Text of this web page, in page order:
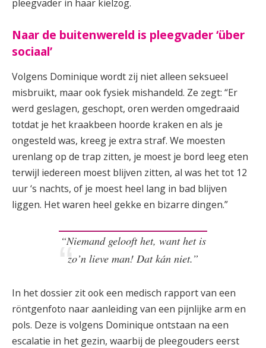
pleegvader in haar kielzog.
Naar de buitenwereld is pleegvader ‘über
sociaal’
Volgens Dominique wordt zij niet alleen seksueel
misbruikt, maar ook fysiek mishandeld. Ze zegt: “Er
werd geslagen, geschopt, oren werden omgedraaid
totdat je het kraakbeen hoorde kraken en als je
ongesteld was, kreeg je extra straf. We moesten
urenlang op de trap zitten, je moest je bord leeg eten
terwijl iedereen moest blijven zitten, al was het tot 12
uur ‘s nachts, of je moest heel lang in bad blijven
liggen. Het waren heel gekke en bizarre dingen.”
“Niemand gelooft het, want het is
zo’n lieve man! Dat kán niet.”
In het dossier zit ook een medisch rapport van een
röntgenfoto naar aanleiding van een pijnlijke arm en
pols. Deze is volgens Dominique ontstaan na een
escalatie in het gezin, waarbij de pleegouders eerst